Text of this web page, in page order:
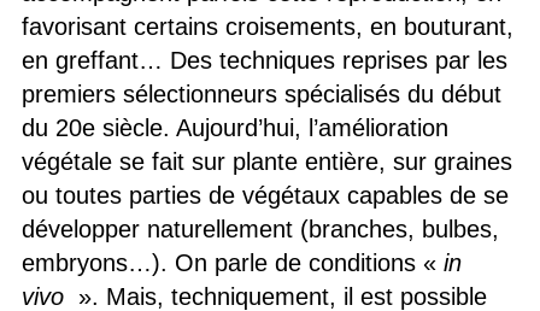
favorisant certains croisements, en bouturant,
en greffant… Des techniques reprises par les
premiers sélectionneurs spécialisés du début
du 20e siècle. Aujourd’hui, l’amélioration
végétale se fait sur plante entière, sur graines
ou toutes parties de végétaux capables de se
développer naturellement (branches, bulbes,
embryons…). On parle de conditions « in
vivo ». Mais, techniquement, il est possible